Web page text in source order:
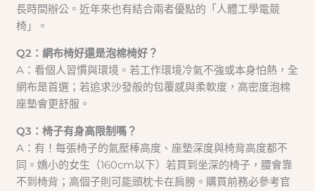
長時間辦公。近年來也有結合兩者優點的「人體工學電競
椅」。
Q2：網布椅好還是泡棉椅好？
A：看個人習慣與環境。若工作環境冷氣不強或本身怕熱，全
網布是首選；若追求沙發般的包覆感與柔軟度，高密度泡棉
座墊會更舒服。
Q3：椅子有身高限制嗎？
A：有！每張椅子的氣壓棒高度、座墊深度與椅背高度都不
同。嬌小的女生（160cm以下）若買到坐深的椅子，腰會靠
不到椅背；高個子則可能頭枕卡在肩膀。購買前務必參考官